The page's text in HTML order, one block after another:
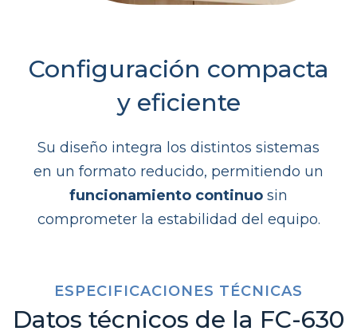
Configuración compacta
y eficiente
Su diseño integra los distintos sistemas
en un formato reducido, permitiendo un
funcionamiento continuo sin
comprometer la estabilidad del equipo.
ESPECIFICACIONES TÉCNICAS
Datos técnicos de la FC-630